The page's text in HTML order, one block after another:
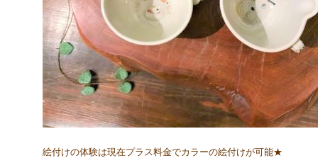
絵付けの体験は現在プラス料金でカラーの絵付けが可能★